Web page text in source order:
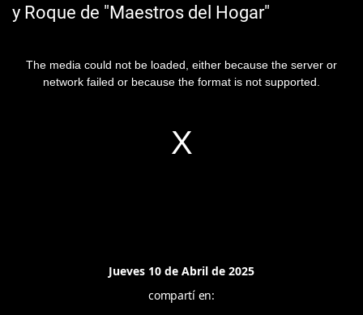
y Roque de "Maestros del Hogar"
The media could not be loaded, either because the server or
network failed or because the format is not supported.
Jueves 10 de Abril de 2025
compartí en: